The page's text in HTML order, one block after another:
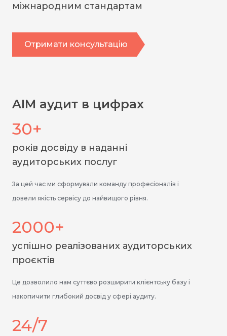
міжнародним стандартам
Отримати консультацію
AIM аудит в цифрах
30+
років досвіду в наданні
аудиторських послуг
За цей час ми сформували команду професіоналів і
довели якість сервісу до найвищого рівня.
2000+
успішно реалізованих аудиторських
проєктів
Це дозволило нам суттєво розширити клієнтську базу і
накопичити глибокий досвід у сфері аудиту.
24/7